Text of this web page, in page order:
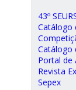
43º
Catálogo
Catálogo
Portal de
Revista
Sepex